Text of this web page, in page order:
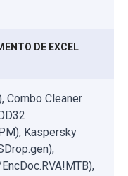
DE EXCEL
Combo Cleaner
Kaspersky